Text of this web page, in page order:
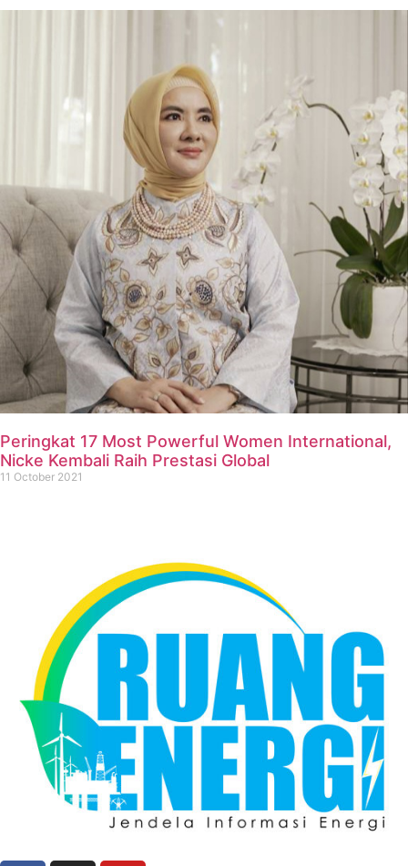
Peringkat 17 Most Powerful Women International,
Nicke Kembali Raih Prestasi Global
11 October 2021